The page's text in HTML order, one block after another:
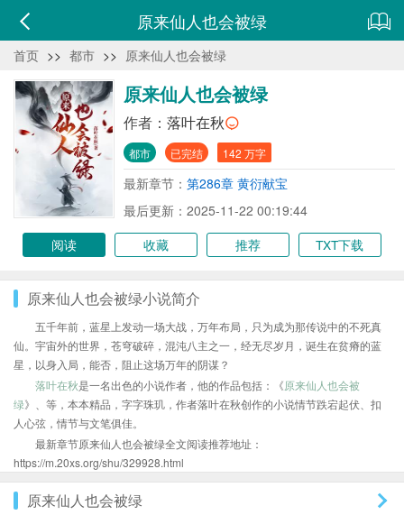
原来仙人也会被绿
首页 >> 都市 >> 原来仙人也会被绿
原来仙人也会被绿
作者： 落叶在秋
都市 已完结 142 万字
最新章节： 第286章 黄衍献宝
最后更新：2025-11-22 00:19:44
阅读
收藏 推荐 TXT下载
原来仙人也会被绿小说简介
五千年前，蓝星上发动一场大战，万年布局，只为成为那传说中的不死真
仙。宇宙外的世界，苍穹破碎，混沌八主之一，经无尽岁月，诞生在贫瘠的蓝
星，以身入局，能否，阻止这场万年的阴谋？
落叶在秋是一名出色的小说作者，他的作品包括：《原来仙人也会被
绿》、等，本本精品，字字珠玑，作者落叶在秋创作的小说情节跌宕起伏、扣
人心弦，情节与文笔俱佳。
最新章节原来仙人也会被绿全文阅读推荐地址：
https://m.20xs.org/shu/329928.html
原来仙人也会被绿